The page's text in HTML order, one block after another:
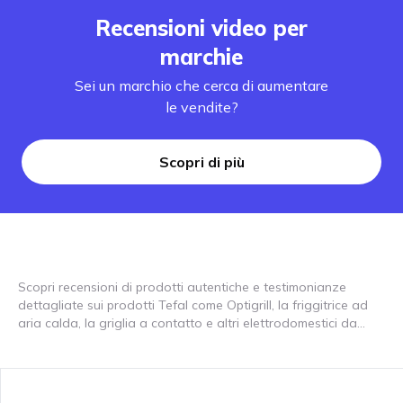
Recensioni video per
marchie
Sei un marchio che cerca di aumentare
le vendite?
Scopri di più
Scopri recensioni di prodotti autentiche e testimonianze
dettagliate sui prodotti Tefal come Optigrill, la friggitrice ad
aria calda, la griglia a contatto e altri elettrodomestici da